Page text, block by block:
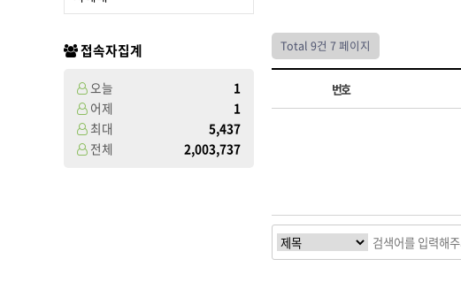
접속자집계
오늘
1
어제
1
최대
5,437
전체
2,003,737
Total 9건 7 페이지
번호